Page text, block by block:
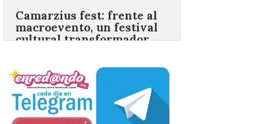
que apuesta por el legado.
6 Ago 2026
Tera volverá a convertirse
en punto de encuentro,
con la Villa Romana de
Orpheus. Vivimos un momento en el que la
música en directo mueve grandes
fenómenos de […]